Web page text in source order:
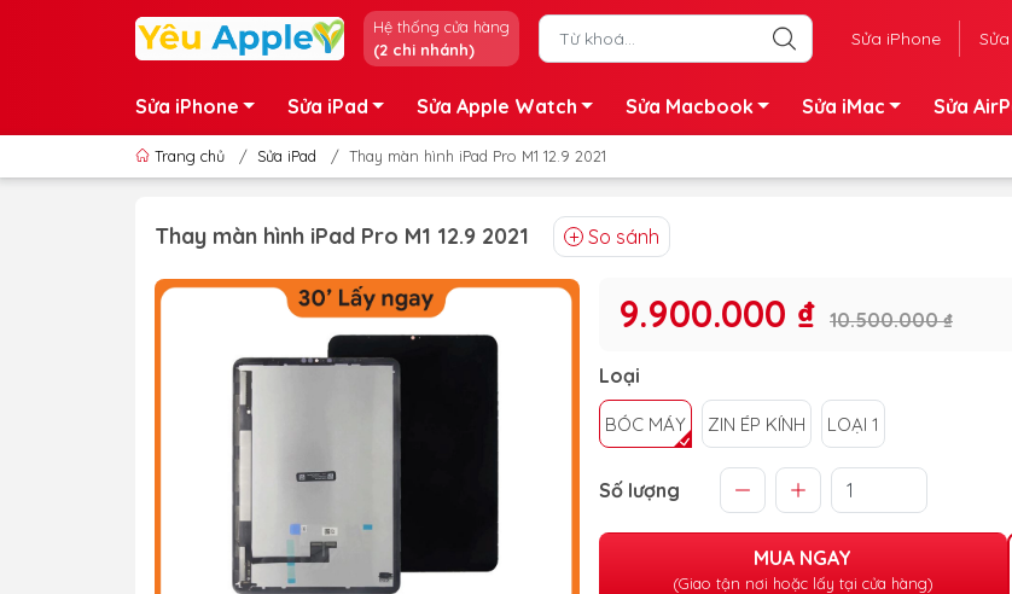
Hệ thống cửa hàng
(2 chi nhánh)
Sửa iPhone
Sửa iPhone Sửa iPad Sửa Apple Watch Sửa Macbook Sửa iMac Sửa
Trang chủ / Sửa iPad / Thay màn hình iPad Pro M1 12.9 2021
Thay màn hình iPad Pro M1 12.9 2021 So sánh
9.900.000 ₫ 10.500.000 ₫
Loại
BÓC MÁY ZIN ÉP KÍNH LOẠI 1
Số lượng
MUA NGAY
(Giao tận nơi hoặc lấy tại cửa hàng)